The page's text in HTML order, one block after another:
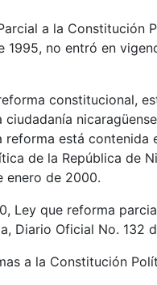
a la Constitución
1995, no entró en
constitucional,
está contenida
de la República de
enero de 2000.
Ley que reforma
Diario Oficial No. 132
a la Constitución